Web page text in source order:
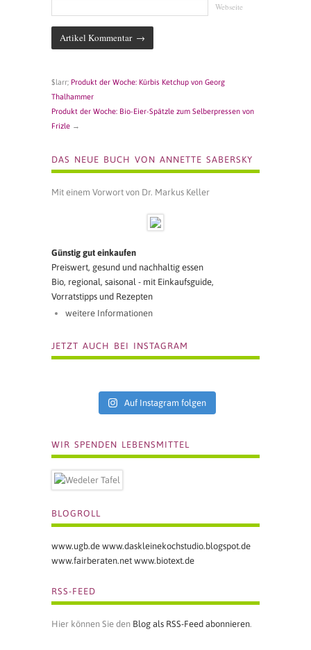
Webseite
$larr; Produkt der Woche: Kürbis Ketchup von Georg
Thalhammer
Produkt der Woche: Bio-Eier-Spätzle zum Selberpressen von
Frizle →
DAS NEUE BUCH VON ANNETTE SABERSKY
Mit einem Vorwort von Dr. Markus Keller
Günstig gut einkaufen
Preiswert, gesund und nachhaltig essen
Bio, regional, saisonal - mit Einkaufsguide,
Vorratstipps und Rezepten
weitere Informationen
JETZT AUCH BEI INSTAGRAM
Auf Instagram folgen
WIR SPENDEN LEBENSMITTEL
BLOGROLL
www.ugb.de www.daskleinekochstudio.blogspot.de
www.fairberaten.net www.biotext.de
RSS-FEED
Hier können Sie den Blog als RSS-Feed abonnieren.